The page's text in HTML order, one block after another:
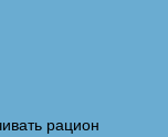
рацион